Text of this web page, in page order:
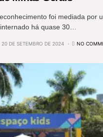
foi mediada por
há quase 30…
20 DE SETEMBRO DE 2024 NO